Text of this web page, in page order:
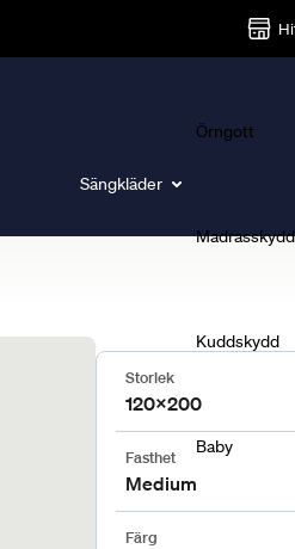
Sängkläder
Örngott
Madrasskydd
Kuddskydd
Baby
Storlek
120x200
Fasthet
Medium
Färg